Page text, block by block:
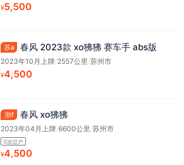
¥5,500
苏a 春风 2023款 xo狒狒 赛车手 abs版
2023年10月上牌/2557公里/苏州市
¥4,500
浙f 春风 xo狒狒
2023年04月上牌/6600公里/苏州市
0次过户
¥4,500